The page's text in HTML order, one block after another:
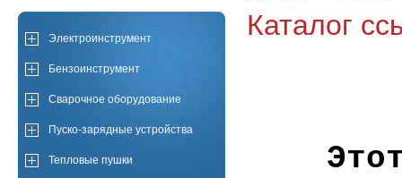
Электроинструмент
Бензоинструмент
Сварочное оборудование
Пуско-зарядные устройства
Тепловые пушки
Каталог